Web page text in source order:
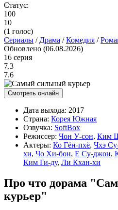
Статус:
100
10
(1 голос)
Сериалы / Драма /Комедия /
Обновлено (06.08.2026)
16 серия
7.3
7.6
Смотреть онлайн
Дата выхода: 2017
Страна: Корея Южная
Озвучка: SoftBox
Режиссер: Чон У-сон, Ким
Актеры: Ко Гён-пхё, Чхэ
хи, Чо Хи-бон, Е Су-джон,
Ким Ги-ду, Ли Кхан-хи
Про что дорама
курьер"